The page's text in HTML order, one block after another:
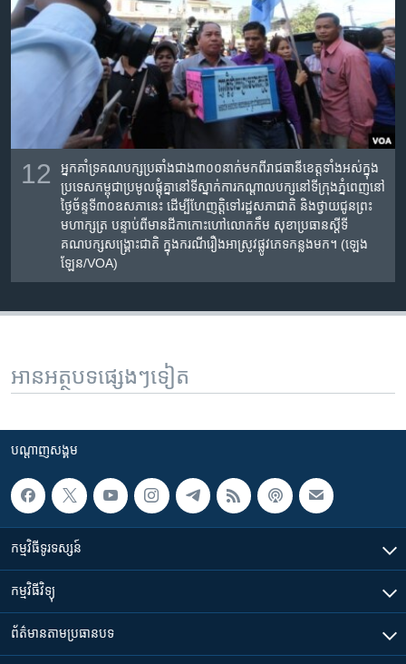
12
អ្នកគាំទ្រ​គណបក្ស​ប្រឆាំង​ជាង​​៣០០​នាក់​មក​ពី​រាជធានី​ខេត្ត​ទាំង​អស់​ក្នុង​
ប្រទេស​កម្ពុជា​ប្រមូល​ផ្ដុំ​គ្នា​នៅ​ទីស្នាក់ការ​កណ្ដាល​បក្ស​នៅ​ទី​ក្រុង​ភ្នំពេញនៅ​
ថ្ងៃ​ច័ន្ទ​ទី​៣០​ឧសភា​នេះ ​ដើម្បី​ហែ​ញត្តិ​ទៅ​រដ្ឋសភា​ជាតិ ​និង​ថ្វាយជូន​ព្រះ​
មហាក្សត្រ ​បន្ទាប់ពី​មាន​ដីកាកោះហៅលោក​កឹម សុខា​ប្រធាន​ស្ដីទី​
គណបក្ស​សង្រ្គោះជាតិ​ ក្នុង​ករណី​រឿង​អាស្រូវ​ផ្លូវភេទ​កន្លង​មក។ (ឡេង
ឡែន/VOA)
អានអត្ថបទផ្សេងៗទៀត
បណ្តាញ​សង្គម
កម្មវិធី​ទូរទស្សន៍
កម្មវិធី​វិទ្យុ
ព័ត៌មាន​តាមប្រធានបទ​